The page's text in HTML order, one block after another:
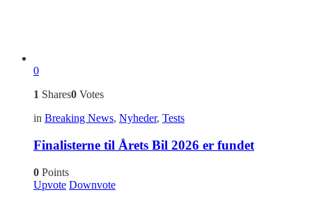
0
1 Shares0 Votes
in Breaking News, Nyheder, Tests
Finalisterne til Årets Bil 2026 er fundet
0 Points
Upvote Downvote